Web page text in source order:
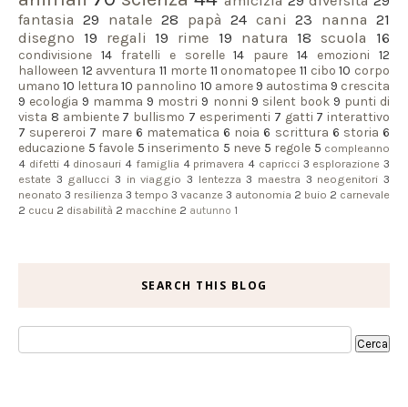
fantasia
29 natale 28 papà 24 cani 23 nanna 21
disegno
19 regali 19 rime 19 natura 18 scuola 16
condivisione 14 fratelli e sorelle 14 paure 14 emozioni
12
halloween 12 avventura 11 morte 11 onomatopee 11 cibo 10 corpo
umano 10 lettura 10 pannolino 10 amore 9 autostima 9 crescita
9 ecologia 9 mamma 9 mostri 9 nonni 9 silent book 9 punti di
vista 8 ambiente 7 bullismo 7 esperimenti 7 gatti 7 interattivo
7 supereroi 7 mare 6 matematica 6 noia 6 scrittura 6 storia 6
educazione 5 favole 5 inserimento 5 neve 5 regole 5 compleanno
4 difetti 4 dinosauri 4 famiglia 4 primavera 4 capricci 3 esplorazione 3
estate 3 gallucci 3 in viaggio 3 lentezza 3 maestra 3 neogenitori 3
neonato 3 resilienza 3 tempo 3 vacanze 3 autonomia 2 buio 2 carnevale
2 cucu 2 disabilità 2 macchine 2 autunno 1
SEARCH THIS BLOG